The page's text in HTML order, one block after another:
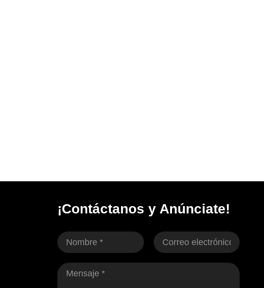
¡Contáctanos y Anúnciate!